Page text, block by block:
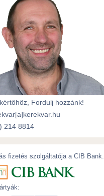
Fordulj hozzánk!
214 8814
fizetés szolgáltatója a CIB Bank.